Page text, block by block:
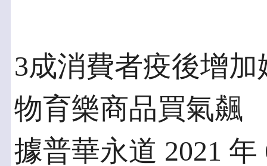
3成消費者疫後增
物育樂商品買氣飆
據普華永道 2021